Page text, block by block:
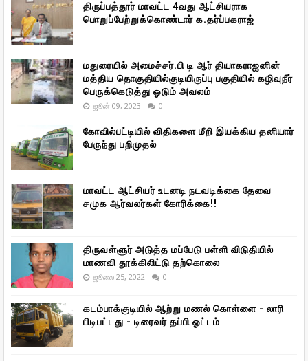
திருப்பத்தூர் மாவட்ட 4வது ஆட்சியராக
பொறுப்பேற்றுக்கொண்டார் க.தர்ப்பகராஜ்
மதுரையில் அமைச்சர்.பி டி ஆர் தியாகராஜனின்
மத்திய தொகுதியில்குடியிருப்பு பகுதியில் கழிவுநீர்
பெருக்கெடுத்து ஓடும் அவலம்
ஜூன் 09, 2023 0
கோவில்பட்டியில் விதிகளை மீறி இயக்கிய தனியார்
பேருந்து பறிமுதல்
மாவட்ட ஆட்சியர் உடனடி நடவடிக்கை தேவை
சமுக ஆர்வலர்கள் கோரிக்கை!!
திருவள்ளுர் அடுத்த மப்பேடு பள்ளி விடுதியில்
மாணவி தூக்கிலிட்டு தற்கொலை
ஜூலை 25, 2022 0
கடம்பாக்குடியில் ஆற்று மணல் கொள்ளை - லாரி
பிடிபட்டது - டிரைவர் தப்பி ஓட்டம்